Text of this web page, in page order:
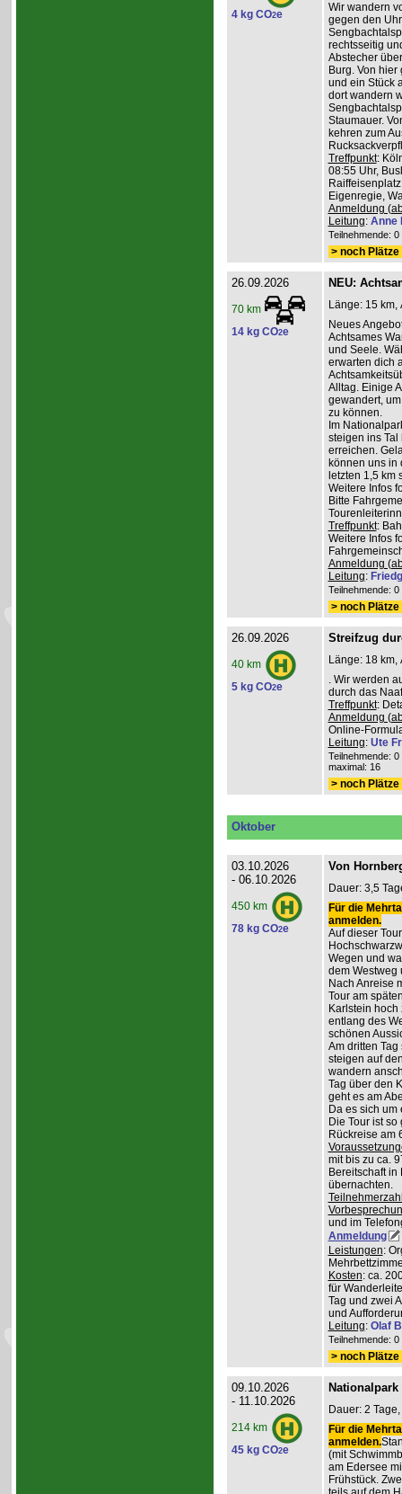
4 kg CO2e
Wir wandern
gegen den
rechtsseitig
Abstecher
Burg. Von
und ein Stück
dort wandern
Staumauer.
kehren zum
Treffpunkt:
08:55 Uhr,
Eigenregie,
Anmeldung
Leitung: Anne
Teilnehmende:
> noch
26.09.2026
70 km
14 kg CO2e
NEU:
Länge: 15 km,
Neues
Achtsames
und Seele.
erwarten dich
Alltag. Einige
gewandert,
zu können.
Im
steigen ins
erreichen.
können uns in
letzten 1,5 km
Weitere Infos
Bitte
Treffpunkt:
Weitere Infos
Anmeldung
Leitung:
Teilnehmende:
> noch
26.09.2026
40 km
5 kg CO2e
Streifzug
Länge: 18 km,
. Wir werden
durch das
Treffpunkt:
Anmeldung
Online-
Leitung: Ute
Teilnehmende:
maximal: 16
> noch
Oktober
03.10.2026
- 06.10.2026
450 km
78 kg CO2e
Von
Dauer: 3,5
Für die
anmelden.
Auf dieser
Wegen und
dem Westweg
Nach Anreise
Tour am
Karlstein
entlang des
schönen
Am dritten
steigen auf
wandern
Tag über den
geht es am
Da es sich
Die Tour ist
Rückreise am
mit bis zu ca.
Bereitschaft
übernachten.
und im
Anmeldung
Leistungen:
Kosten: ca.
für
Tag und zwei
und
Leitung: Olaf
Teilnehmende:
> noch
09.10.2026
- 11.10.2026
214 km
45 kg CO2e
Dauer: 2
Für die
anmelden.
(mit
am Edersee
Frühstück.